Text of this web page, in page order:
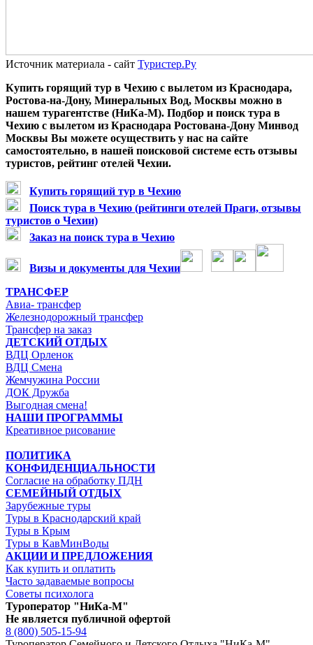
Источник материала - сайт Туристер.Ру
Купить горящий тур в Чехию с вылетом из Краснодара,
Ростова-на-Дону, Минеральных Вод, Москвы можно в
нашем турагентстве (НиКа-М). Подбор и поиск тура в
Чехию с вылетом из Краснодара Ростована-Дону Минвод
Москвы Вы можете осуществить у нас на сайте
самостоятельно, в нашей поисковой системе есть отзывы
туристов, рейтинг отелей Чехии.
Купить горящий тур в Чехию
Поиск тура в Чехию (рейтинги отелей Праги, отзывы
туристов о Чехии)
Заказ на поиск тура в Чехию
Визы и документы для Чехии
ТРАНСФЕР
Авиа- трансфер
Железнодорожный трансфер
Трансфер на заказ
ДЕТСКИЙ ОТДЫХ
ВДЦ Орленок
ВДЦ Смена
Жемчужина России
ДОК Дружба
Выгодная смена!
НАШИ ПРОГРАММЫ
Креативное рисование
ПОЛИТИКА
КОНФИДЕНЦИАЛЬНОСТИ
Согласие на обработку ПДН
СЕМЕЙНЫЙ ОТДЫХ
Зарубежные туры
Туры в Краснодарский край
Туры в Крым
Туры в КавМинВоды
АКЦИИ И ПРЕДЛОЖЕНИЯ
Как купить и оплатить
Часто задаваемые вопросы
Советы психолога
Туроператор "НиКа-М"
Не является публичной офертой
8 (800) 505-15-94